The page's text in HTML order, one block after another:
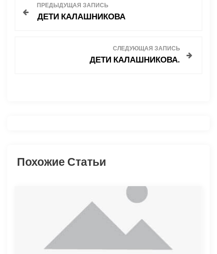
и
ПРЕДЫДУЩАЯ ЗАПИСЬ
ДЕТИ КАЛАШНИКОВА
СЛЕДУЮЩАЯ ЗАПИСЬ
ДЕТИ КАЛАШНИКОВА.
Похожие Статьи